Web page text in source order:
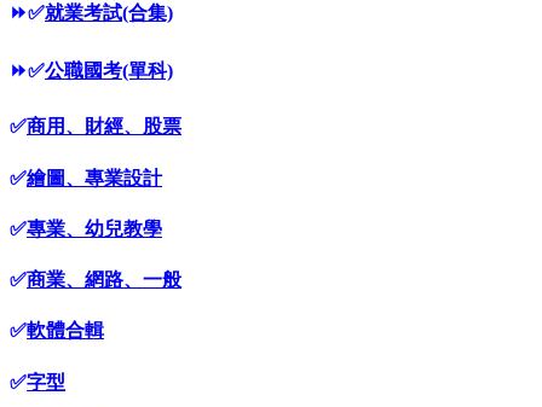
⏩✅就業考試(合集)
⏩✅公職國考(單科)
✅商用、財經、股票
✅繪圖、專業設計
✅專業、幼兒教學
✅商業、網路、一般
✅軟體合輯
✅字型